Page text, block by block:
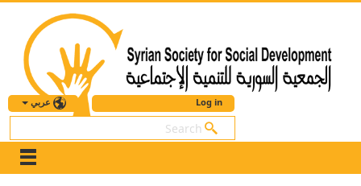
عربي Log in
بحث